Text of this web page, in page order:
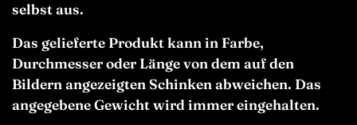
selbst aus.
Das gelieferte Produkt kann in Farbe,
Durchmesser oder Länge von dem auf den
Bildern angezeigten Schinken abweichen. Das
angegebene Gewicht wird immer eingehalten.